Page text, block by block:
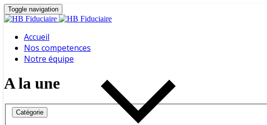
Toggle navigation
Accueil
Nos competences
Notre équipe
A la une
Catégorie